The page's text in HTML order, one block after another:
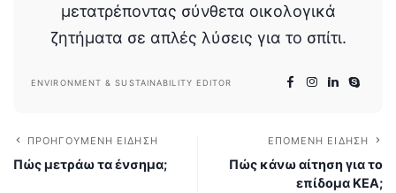
μετατρέποντας σύνθετα οικολογικά
ζητήματα σε απλές λύσεις για το σπίτι.
ENVIRONMENT & SUSTAINABILITY EDITOR
ΠΡΟΗΓΟΎΜΕΝΗ ΕΊΔΗΣΗ
Πώς μετράω τα ένσημα;
ΕΠΌΜΕΝΗ ΕΊΔΗΣΗ
Πώς κάνω αίτηση για το
επίδομα ΚΕΑ;